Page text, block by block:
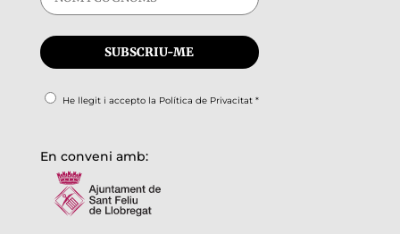
He llegit i accepto la Política de Privacitat*
En conveni amb: